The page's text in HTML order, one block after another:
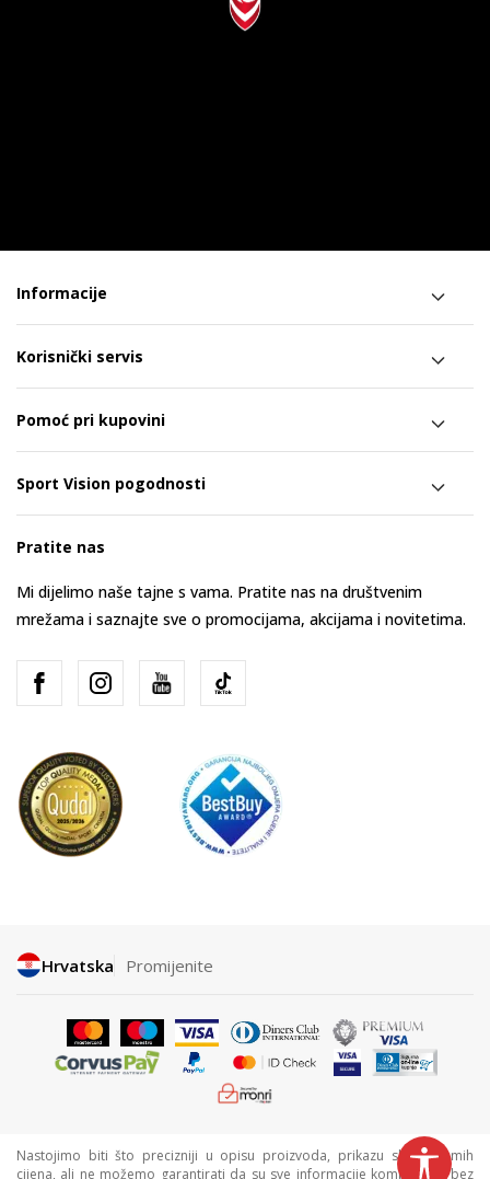
Informacije
Korisnički servis
Pomoć pri kupovini
Sport Vision pogodnosti
Pratite nas
Mi dijelimo naše tajne s vama. Pratite nas na društvenim
mrežama i saznajte sve o promocijama, akcijama i novitetima.
Hrvatska Promijenite
Nastojimo biti što precizniji u opisu proizvoda, prikazu slika i samih
cijena, ali ne možemo garantirati da su sve informacije kompletne i bez